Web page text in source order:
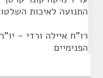
התנועה לאיכות
רו"ח איילה ורדי -
הפנימיים